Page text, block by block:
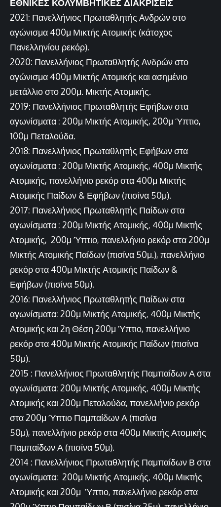
ΕΘΝΙΚΕΣ ΚΟΛΥΜΒΗΤΙΚΕΣ ΔΙΑΚΡΙΣΕΙΣ
2021: Πανελλήνιος Πρωταθλητής Aνδρών στο
αγώνισμα 400μ Μικτής Ατομικής (κάτοχος
Πανελληνίου ρεκόρ).
2020: Πανελλήνιος Πρωταθλητής Aνδρών στο
αγώνισμα 400μ Μικτής Ατομικής και ασημένιο
μετάλλιο στο 200μ. Μικτής Ατομικής.
2019: Πανελλήνιος Πρωταθλητής Εφήβων στα
αγωνίσματα : 200μ Μικτής Ατομικής, 200μ Ύπτιο,
100μ Πεταλούδα.
2018: Πανελλήνιος Πρωταθλητής Εφήβων στα
αγωνίσματα : 200μ Μικτής Ατομικής, 400μ Μικτής
Ατομικής, πανελλήνιο ρεκόρ στα 400μ Μικτής
Ατομικής Παίδων & Εφήβων (πισίνα 50μ).
2017: Πανελλήνιος Πρωταθλητής Παίδων στα
αγωνίσματα : 200μ Μικτής Ατομικής, 400μ Μικτής
Ατομικής, 200μ Ύπτιο, πανελλήνιο ρεκόρ στα 200μ
Μικτής Ατομικής Παίδων (πισίνα 50μ.), πανελλήνιο
ρεκόρ στα 400μ Μικτής Ατομικής Παίδων &
Εφήβων (πισίνα 50μ).
2016: Πανελλήνιος Πρωταθλητής Παίδων στα
αγωνίσματα: 200μ Μικτής Ατομικής, 400μ Μικτής
Ατομικής και 2η Θέση 200μ Ύπτιο, πανελλήνιο
ρεκόρ στα 400μ Μικτής Ατομικής Παίδων (πισίνα
50μ).
2015 : Πανελλήνιος Πρωταθλητής Παμπαίδων Α στα
αγωνίσματα: 200μ Μικτής Ατομικής, 400μ Μικτής
Ατομικής και 200μ Πεταλούδα, πανελλήνιο ρεκόρ
στα 200μ Ύπτιο Παμπαίδων Α (πισίνα
50μ), πανελλήνιο ρεκόρ στα 400μ Μικτής Ατομικής
Παμπαίδων Α (πισίνα 50μ).
2014 : Πανελλήνιος Πρωταθλητής Παμπαίδων Β στα
αγωνίσματα: 200μ Μικτής Ατομικής, 400μ Μικτής
Ατομικής και 200μ Ύπτιο, πανελλήνιο ρεκόρ στα